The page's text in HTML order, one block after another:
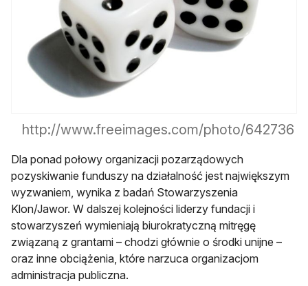
http://www.freeimages.com/photo/642736
Dla ponad połowy organizacji pozarządowych
pozyskiwanie funduszy na działalność jest największym
wyzwaniem, wynika z badań Stowarzyszenia
Klon/Jawor. W dalszej kolejności liderzy fundacji i
stowarzyszeń wymieniają biurokratyczną mitręgę
związaną z grantami – chodzi głównie o środki unijne –
oraz inne obciążenia, które narzuca organizacjom
administracja publiczna.